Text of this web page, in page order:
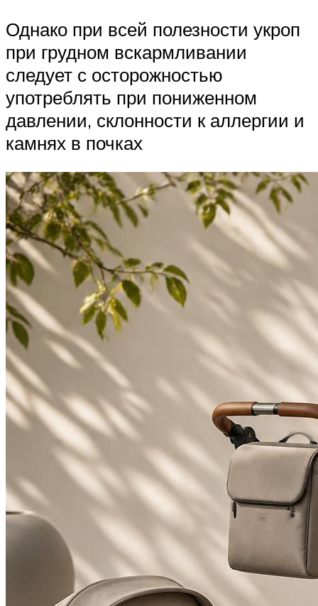
Однако при всей полезности укроп
при грудном вскармливании
следует с осторожностью
употреблять при пониженном
давлении, склонности к аллергии и
камнях в почках